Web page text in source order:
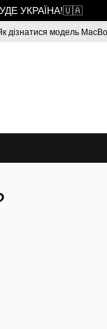
УКРАЇНА!🇺🇦
дізнатися модель